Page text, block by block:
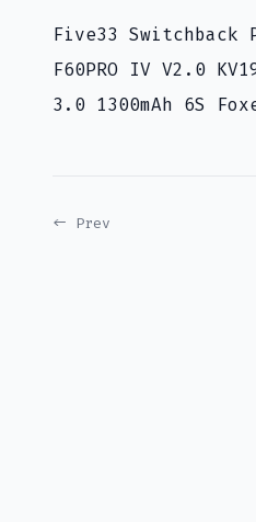
Five33 Switchback
F60PRO IV V2.0
3.0 1300mAh 6S
← Prev